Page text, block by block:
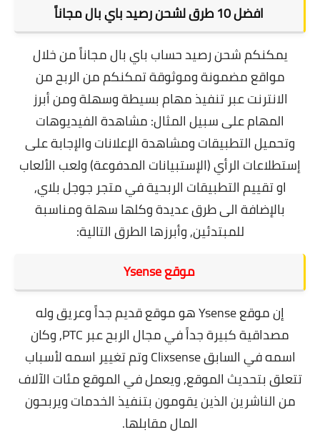
افضل 10
طرق لشحن رصيد باي بال مجاناً
يمكنكم شحن رصيد حساب باي بال مجاناً من خلال
مواقع مضمونة وموثوقة تمكنكم من الربح من
الانترنت عبر تنفيذ مهام بسيطة وسهلة ومن أبرز
المهام على سبيل المثال: مشاهدة الفيديوهات
وتحميل التطبيقات ومشاهدة الإعلانات والإجابة على
إستطلاعات الرأي (الإستبيانات المدفوعة) ولعب الألعاب
او تقييم التطبيقات الربحية في متجر جوجل بلاي,
بالإضافة الى طرق عديدة وكلها سهلة ومناسبة
للمبتدئين, وأبرزها الطرق التالية:
موقع Ysense
إن موقع Ysense هو موقع قديم جداً وعريق وله
مصداقية كبيرة جداً في مجال الربح عبر PTC,
وكان
اسمه في السابق Clixsense وتم تغيير اسمه لأسباب
تتعلق بتحديث الموقع,ويعمل في الموقع مئات الآلاف
من الناشرين الذين يقومون بتنفيذ الخدمات ويربحون
المال مقابلها.